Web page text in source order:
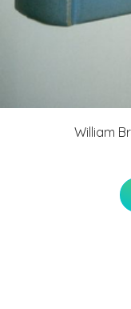
William